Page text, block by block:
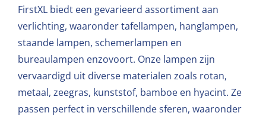
FirstXL biedt een gevarieerd assortiment aan
verlichting, waaronder tafellampen, hanglampen,
staande lampen, schemerlampen en
bureaulampen enzovoort. Onze lampen zijn
vervaardigd uit diverse materialen zoals rotan,
metaal, zeegras, kunststof, bamboe en hyacint. Ze
passen perfect in verschillende sferen, waaronder